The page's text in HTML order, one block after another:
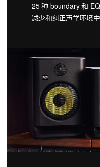
25 种 boundary 和
减少和纠正声学环境